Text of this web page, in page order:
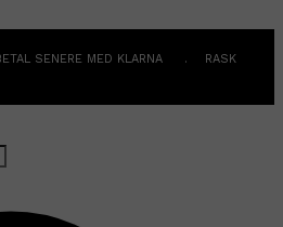
SENERE MED KLARNA . RASK